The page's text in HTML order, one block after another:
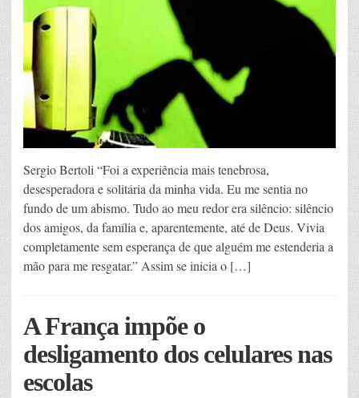
Sergio Bertoli “Foi a experiência mais tenebrosa,
desesperadora e solitária da minha vida. Eu me sentia no
fundo de um abismo. Tudo ao meu redor era silêncio: silêncio
dos amigos, da família e, aparentemente, até de Deus. Vivia
completamente sem esperança de que alguém me estenderia a
mão para me resgatar.” Assim se inicia o […]
A França impõe o
desligamento dos celulares nas
escolas